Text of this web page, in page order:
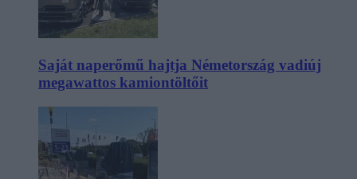
Saját naperőmű hajtja Németország vadiúj
megawattos kamiontöltőit